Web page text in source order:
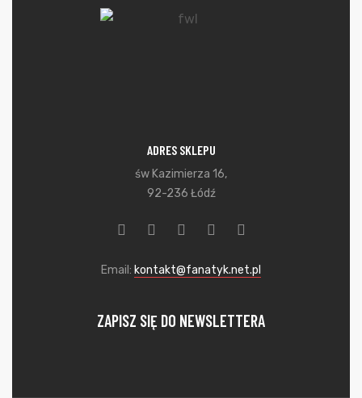
ADRES SKLEPU
św Kazimierza 16,
92-236 Łódź
Email: kontakt@fanatyk.net.pl
ZAPISZ SIĘ DO NEWSLETTERA